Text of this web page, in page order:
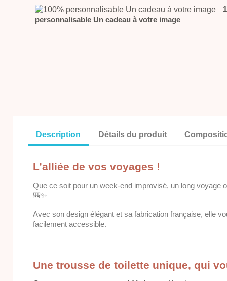
personnalisable Un cadeau à votre image
Description Détails du produit
L’alliée de vos voyages !
Que ce soit pour un week-end improvisé, un long
🎒✨
Avec son design élégant et sa fabrication française, elle
facilement accessible.
Une trousse de toilette unique, qui